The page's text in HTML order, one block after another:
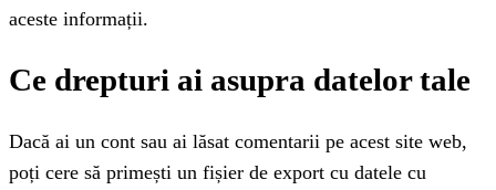
aceste informații.
Ce drepturi ai asupra datelor tale
Dacă ai un cont sau ai lăsat comentarii pe acest site web,
poți cere să primești un fișier de export cu datele cu